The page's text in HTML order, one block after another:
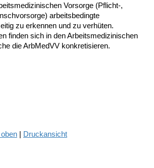
Vorsorge (Pflicht-,
arbeitsbedingte
zu erkennen und zu verhüten.
finden sich in den Arbeitsmedizinischen
die ArbMedVV konkretisieren.
| Druckansicht